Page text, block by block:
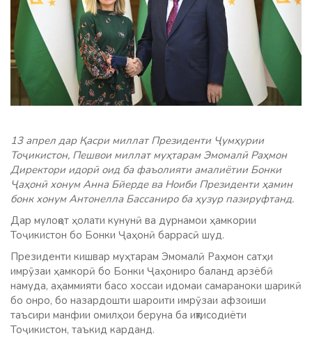
13 апрел дар Қасри миллат Президенти Ҷумҳурии
Тоҷикистон, Пешвои миллат муҳтарам Эмомалӣ Раҳмон
Директори идорӣ оид ба фаъолияти амалиётии Бонки
Ҷаҳонӣ хонум Анна Бйерде ва Ноиби Президенти ҳамин
бонк хонум Антонелла Бассаниро ба ҳузур пазируфтанд.
Дар мулоқот ҳолати кунунӣ ва дурнамои ҳамкории
Тоҷикистон бо Бонки Ҷаҳонӣ баррасӣ шуд.
Президенти кишвар муҳтарам Эмомалӣ Раҳмон сатҳи
имрӯзаи ҳамкорӣ бо Бонки Ҷаҳониро баланд арзёбӣ
намуда, аҳаммияти басо хоссаи идомаи самараноки шарикӣ
бо онро, бо назардошти шароити имрӯзаи афзоиши
таъсири манфии омилҳои беруна ба иқтисодиёти
Тоҷикистон, таъкид карданд.